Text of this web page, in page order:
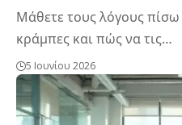
Μάθετε τους λόγους πίσω
κράμπες και πώς να τις…
5 Ιουνίου 2026